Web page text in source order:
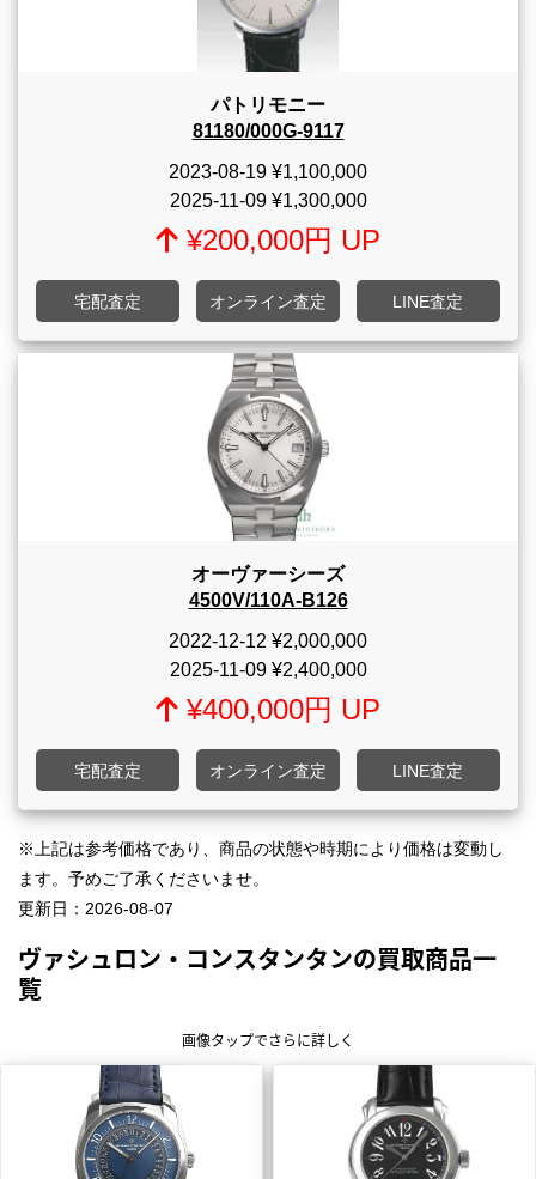
パトリモニー
81180/000G-9117
2023-08-19 ¥1,100,000
2025-11-09¥1,300,000
¥200,000円 UP
宅配査定 オンライン査定 LINE査定
オーヴァーシーズ
4500V/110A-B126
2022-12-12 ¥2,000,000
2025-11-09¥2,400,000
¥400,000円 UP
宅配査定 オンライン査定 LINE査定
※上記は参考価格であり、商品の状態や時期により価格は変動し
ます。予めご了承くださいませ。
更新日： 2026-08-07
ヴァシュロン・コンスタンタンの買取商品一
覧
画像タップでさらに詳しく